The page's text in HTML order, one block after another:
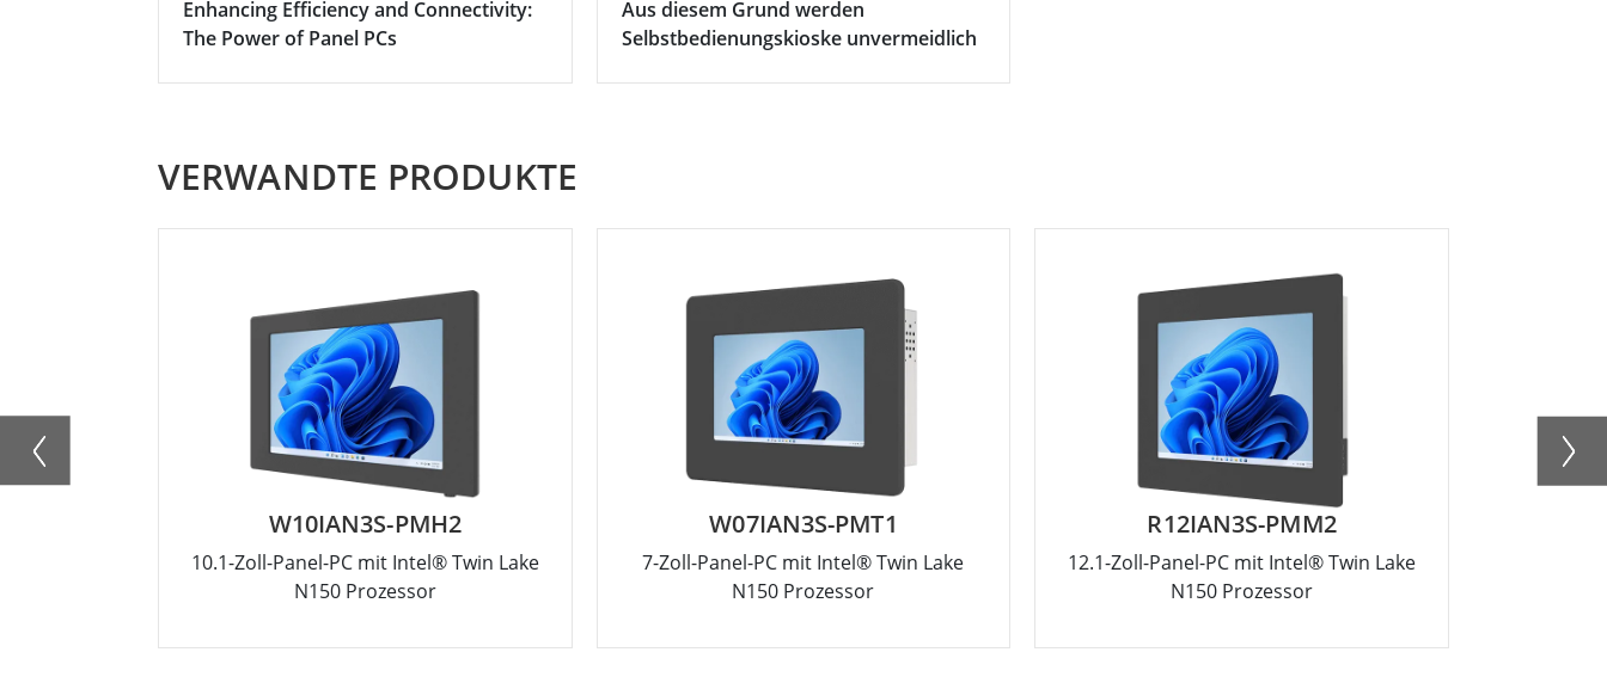
Enhancing Efficiency and Connectivity:
The Power of Panel PCs
Aus diesem Grund werden
Selbstbedienungskioske unvermeidlich
VERWANDTE PRODUKTE
W10IAN3S-PMH2
10.1-Zoll-Panel-PC mit Intel® Twin Lake
N150 Prozessor
W07IAN3S-PMT1
7-Zoll-Panel-PC mit Intel® Twin Lake
N150 Prozessor
R12IAN3S-PMM2
12.1-Zoll-Panel-PC mit Intel® Twin Lake
N150 Prozessor